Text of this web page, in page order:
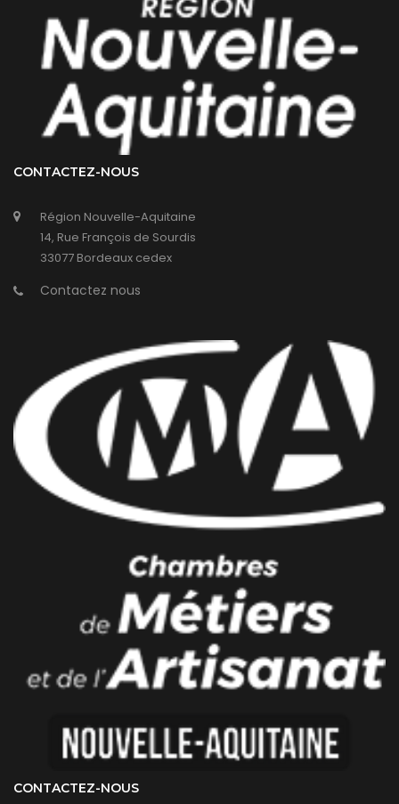
CONTACTEZ-NOUS
Région Nouvelle-Aquitaine
14, Rue François de Sourdis
33077 Bordeaux cedex
Contactez nous
CONTACTEZ-NOUS